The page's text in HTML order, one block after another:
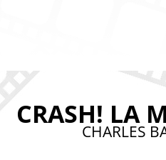
CRASH! LA
CHARLES